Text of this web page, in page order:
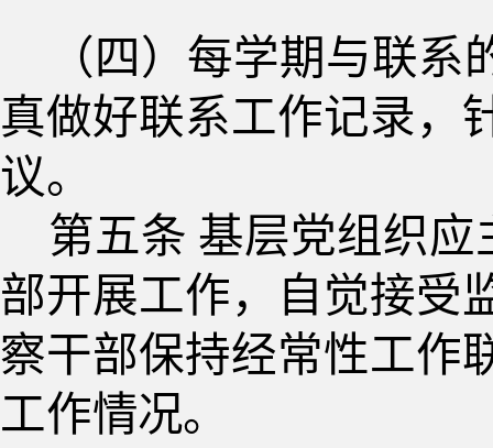
（四）每学期与联
真做好联系工作记录，
议。
第五条 基层党组织应
部开展工作，自觉接受
察干部保持经常性工作
工作情况。